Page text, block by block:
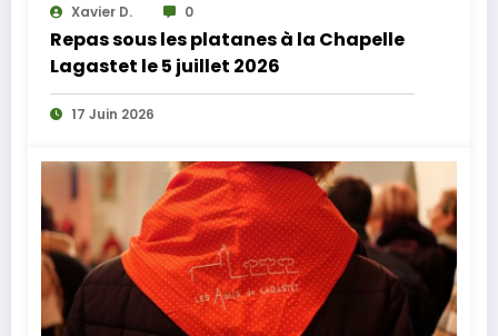
Xavier D. 0
Repas sous les platanes à la Chapelle
Lagastet le 5 juillet 2026
17 Juin 2026